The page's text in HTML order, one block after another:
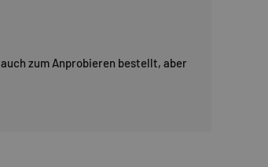
zum Anprobieren bestellt, aber